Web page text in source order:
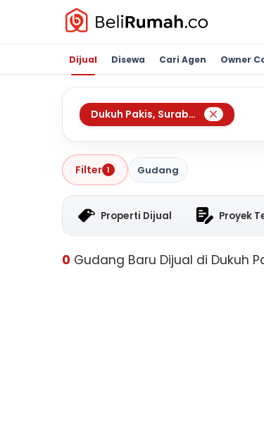
Dijual Disewa Cari Agen Owner
Dukuh Pakis, Surabaya
Filter 1 Gudang
Properti Dijual Proyek
0 Gudang Baru Dijual di Dukuh